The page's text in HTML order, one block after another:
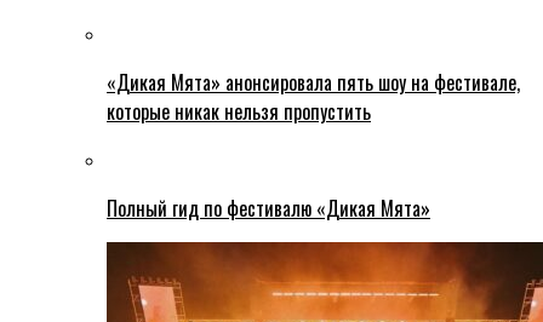
«Дикая Мята» анонсировала пять шоу на фестивале,
которые никак нельзя пропустить
Полный гид по фестивалю «Дикая Мята»